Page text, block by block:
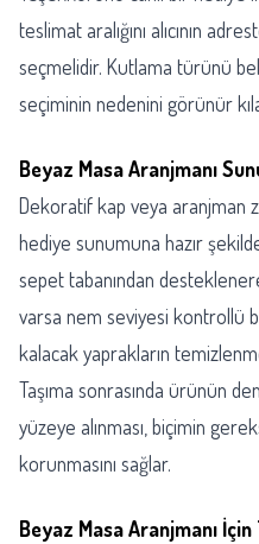
teslimat aralığını alıcının
seçmelidir. Kutlama türünü
seçiminin nedenini görünür
Beyaz Masa Aranjmanı
Dekoratif kap veya aranjman
hediye sunumuna hazır
sepet tabanından
varsa nem seviyesi kontrollü
kalacak yaprakların
Taşıma sonrasında ürünün
yüzeye alınması, biçimin
korunmasını sağlar.
Beyaz Masa Aranjmanı